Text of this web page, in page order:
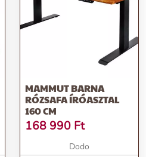
MAMMUT BARNA
RÓZSAFA ÍRÓASZTAL
160 CM
168 990 Ft
Dodo